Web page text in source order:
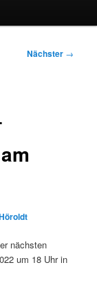
Nächster →
nächsten
um 18 Uhr in